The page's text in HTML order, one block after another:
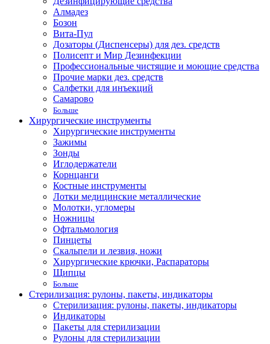
Алмадез
Бозон
Вита-Пул
Дозаторы (Диспенсеры) для дез. средств
Полисепт и Мир Дезинфекции
Профессиональные чистящие и моющие средства
Прочие марки дез. средств
Салфетки для инъекций
Самарово
Больше
Хирургические инструменты
Хирургические инструменты
Зажимы
Зонды
Иглодержатели
Корнцанги
Костные инструменты
Лотки медицинские металлические
Молотки, угломеры
Ножницы
Офтальмология
Пинцеты
Скальпели и лезвия, ножи
Хирургические крючки, Распараторы
Щипцы
Больше
Стерилизация: рулоны, пакеты, индикаторы
Стерилизация: рулоны, пакеты, индикаторы
Индикаторы
Пакеты для стерилизации
Рулоны для стерилизации